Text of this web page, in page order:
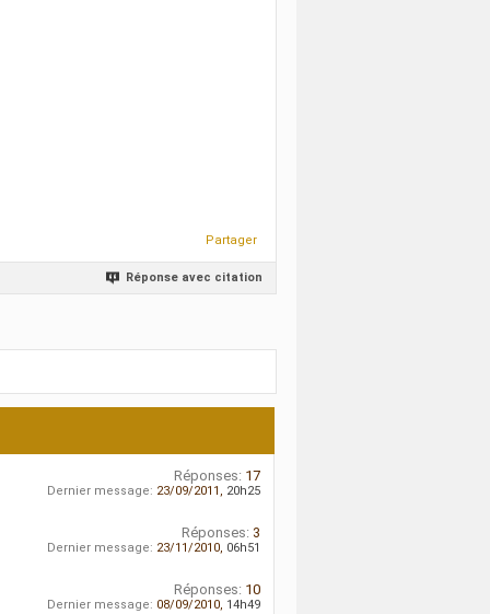
Partager
Réponse avec citation
Réponses: 17
Dernier message: 23/09/2011, 20h25
Réponses: 3
Dernier message: 23/11/2010, 06h51
Réponses: 10
Dernier message: 08/09/2010, 14h49